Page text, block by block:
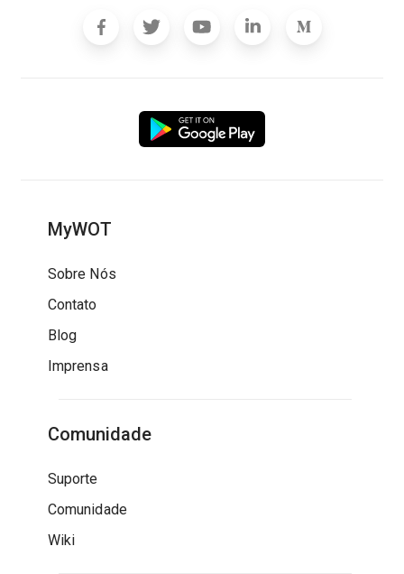
MyWOT
Sobre Nós
Contato
Blog
Imprensa
Comunidade
Suporte
Comunidade
Wiki